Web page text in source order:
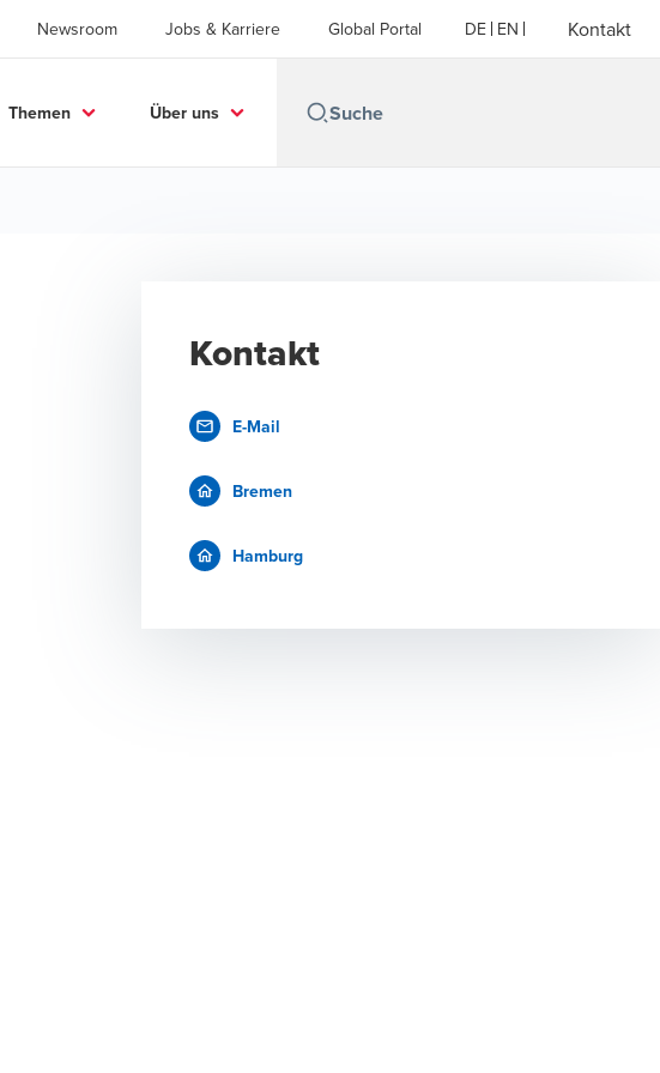
Newsroom Jobs & Karriere Global Portal DE EN Kontakt
Themen Über uns
Kontakt
E-Mail
Bremen
Hamburg